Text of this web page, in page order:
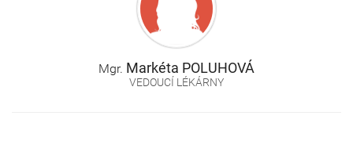
Mgr. Markéta POLUHOVÁ
VEDOUCÍ LÉKÁRNY